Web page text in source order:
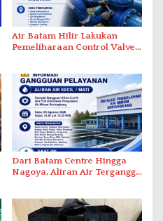
Air Batam Hilir Lakukan
Pemeliharaan Control Valve,
Dari Batam Centre Hingga
Nagoya, Aliran Air Terganggu